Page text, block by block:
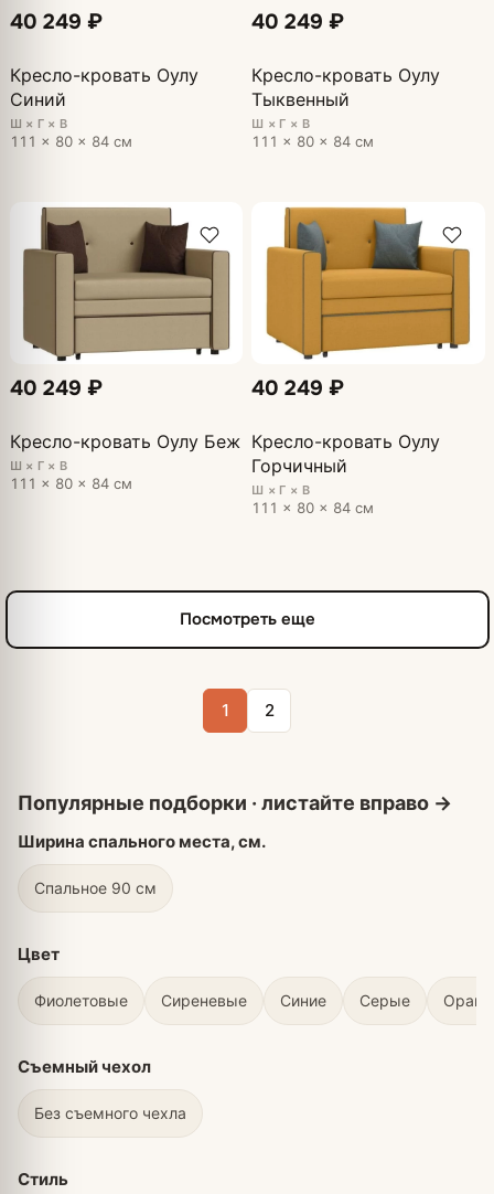
40 249 ₽
Кресло-кровать Оулу
Синий
Ш × Г × В
111 × 80 × 84 см
40 249 ₽
Кресло-кровать Оулу
Тыквенный
Ш × Г × В
111 × 80 × 84 см
40 249 ₽
Кресло-кровать Оулу Беж
Ш × Г × В
111 × 80 × 84 см
40 249 ₽
Кресло-кровать Оулу
Горчичный
Ш × Г × В
111 × 80 × 84 см
Посмотреть еще
1 2
Ширина спального места, см.
Спальное 90 см
Цвет
Фиолетовые Сиреневые Синие Серые
Съемный чехол
Без съемного чехла
Стиль